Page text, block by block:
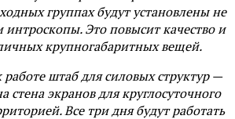
группах будут установлены не
интроскопы. Это повысит качество и
крупногабаритных вещей.
работе штаб для силовых структур —
стена экранов для круглосуточного
Все три дня будут работать